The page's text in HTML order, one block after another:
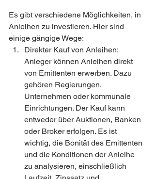
Es gibt verschiedene Möglichkeiten, in
Anleihen zu investieren. Hier sind
einige gängige Wege:
Direkter Kauf von Anleihen:
Anleger können Anleihen direkt
von Emittenten erwerben. Dazu
gehören Regierungen,
Unternehmen oder kommunale
Einrichtungen. Der Kauf kann
entweder über Auktionen, Banken
oder Broker erfolgen. Es ist
wichtig, die Bonität des Emittenten
und die Konditionen der Anleihe
zu analysieren, einschließlich